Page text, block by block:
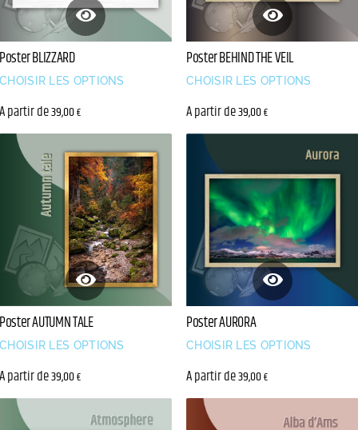
Poster BLIZZARD
A partir de39,00€
CHOISIR LES OPTIONS
Poster BEHIND THE VEIL
A partir de39,00€
CHOISIR LES OPTIONS
Poster AUTUMN TALE
A partir de39,00€
CHOISIR LES OPTIONS
Poster AURORA
A partir de39,00€
CHOISIR LES OPTIONS